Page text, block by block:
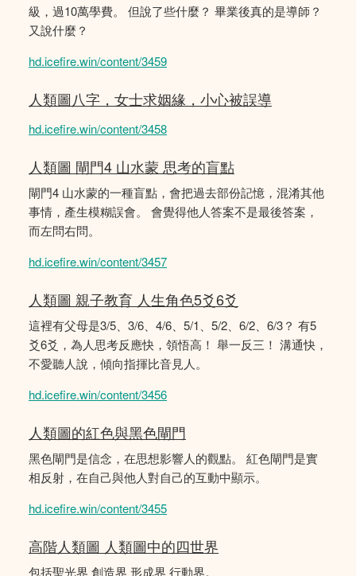
級，過10萬學費。 但說了些什麼？ 畢業後真的是導師？
又說什麼？
hd.icefire.win/content/3459
人類圖八字，女士求姻緣，小心被誤導
hd.icefire.win/content/3458
人類圖 閘門4 山水蒙 思考的盲點
閘門4 山水蒙的一種盲點，會把過去部份記憶，混淆其他
事情，產生模糊誤會。 會覺得他人答案不是最後答案，
而左問右問。
hd.icefire.win/content/3457
人類圖 親子教育 人生角色5爻6爻
這裡有父母是3/5、3/6、4/6、5/1、5/2、6/2、6/3？ 有5
爻6爻，為人思考反應快，領悟高！ 舉一反三！ 溝通快，
不愛聽人說，傾向指揮比音見人。
hd.icefire.win/content/3456
人類圖的紅色與黑色閘門
黑色閘門是信念，在思想影響人的觀點。 紅色閘門是實
相反射，在自己與他人對自己的互動中顯示。
hd.icefire.win/content/3455
高階人類圖 人類圖中的四世界
包括聖光界 創造界 形成界 行動界。